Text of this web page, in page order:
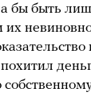
бы быть
их